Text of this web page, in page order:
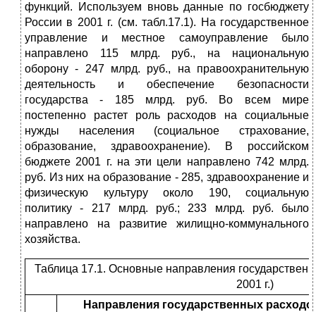
функций. Используем вновь данные по госбюджету
России в 2001 г. (см. табл.17.1). На государственное
управление и местное самоуправление было
направлено 115 млрд. руб., на национальную
оборону - 247 млрд. руб., на правоохранительную
деятельность и обеспечение безопасности
государства - 185 млрд. руб. Во всем мире
постепенно растет роль расходов на социальные
нужды населения (социальное страхование,
образование, здравоохранение). В российском
бюджете 2001 г. на эти цели направлено 742 млрд.
руб. Из них на образование - 285, здравоохранение и
физическую культуру около 190, социальную
политику - 217 млрд. руб.; 233 млрд. руб. было
направлено на развитие жилищно-коммунального
хозяйства.
Таблица 17.1. Основные направления
2001 г.)
Направления государственных